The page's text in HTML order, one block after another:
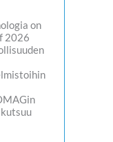
on
2026